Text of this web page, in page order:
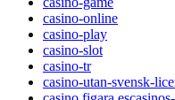
casino-online
casino-play
casino-slot
casino-tr
casino-utan-svensk-